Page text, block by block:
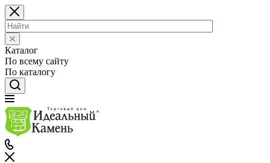
Каталог
По всему сайту
По каталогу